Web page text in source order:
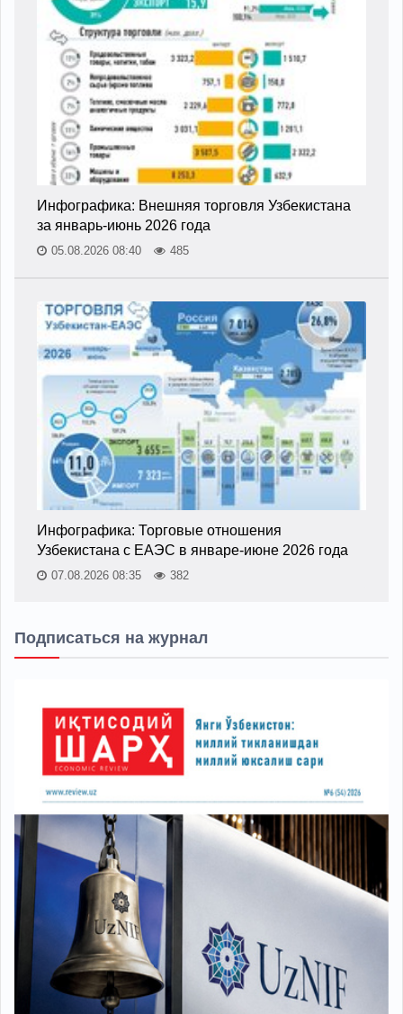
Инфографика: Внешняя торговля Узбекистана
за январь-июнь 2026 года
05.08.2026 08:40 485
Инфографика: Торговые отношения
Узбекистана с ЕАЭС в январе-июне 2026 года
07.08.2026 08:35 382
Подписаться на журнал